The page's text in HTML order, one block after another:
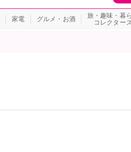
家電 グルメ・お酒
旅・趣味・暮
コレクター